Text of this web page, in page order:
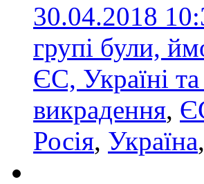
30.04.2018
групі були,
ЄС, Україні та
викрадення,
Росія, Україна,